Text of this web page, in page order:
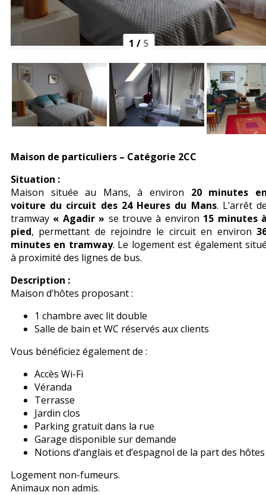
1 / 5
Maison de particuliers – Catégorie 2CC
Situation :
Maison située au Mans, à environ 20 minutes
voiture du circuit des 24 Heures du Mans. L’arrêt
tramway « Agadir » se trouve à environ 15 minutes
pied, permettant de rejoindre le circuit en environ
minutes en tramway. Le logement est également
à proximité des lignes de bus.
Description :
Maison d’hôtes proposant :
1 chambre avec lit double
Salle de bain et WC réservés aux clients
Vous bénéficiez également de :
Accès Wi-Fi
Véranda
Terrasse
Jardin clos
Parking gratuit dans la rue
Garage disponible sur demande
Notions d’anglais et d’espagnol de la part des hôtes
Logement non-fumeurs.
Animaux non admis.